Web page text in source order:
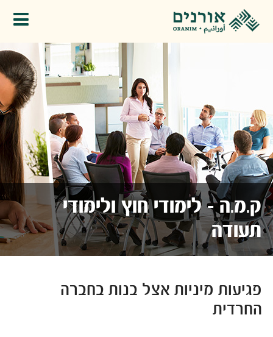
ק.מ.ה - לימודי חוץ ולימודי
תעודה
פגיעות מיניות אצל בנות בחברה
החרדית